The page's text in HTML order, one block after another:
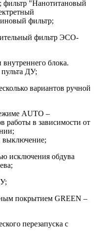
фильтр "Нанотитановый
фильтр;
фильтр ЭСО-
блока.
ДУ;
вариантов ручной
AUTO –
работы в зависимости от
выключение;
исключения обдува
покрытием GREEN –
перезапуска с